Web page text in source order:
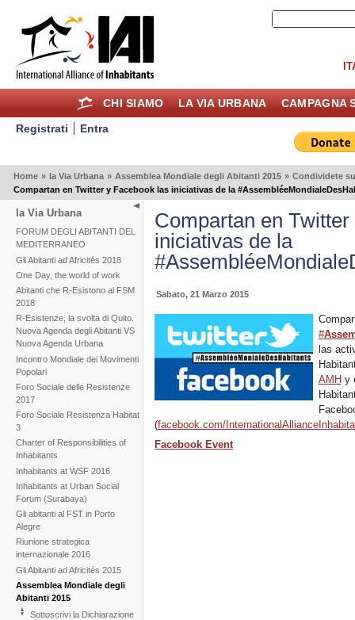
CHI SIAMO LA VIA URBANA CAMPAGNA
Registrati Entra
Home » la Via Urbana » Assemblea Mondiale degli Abitanti 2015 » Condividete
Compartan en Twitter y Facebook las iniciativas de la
la Via Urbana
FORUM DEGLI ABITANTI DEL
MEDITERRANEO
Gli Abitanti ad Africités 2018
One Day, the world of work
Abitanti che R-Esistono al FSM
2018
R-Esistenze, la svolta di Quito.
Nuova Agenda degli Abitanti VS
Nuova Agenda Urbana
Incontro Mondiale dei Movimenti
Popolari
Foro Sociale delle Resistenze
2017
Foro Sociale Resistenza Habitat
3
Charter of Responsibilities of
Inhabitants
Inhabitants at WSF 2016
Inhabitants at Urban Social
Forum (Surabaya)
Gli abitanti al FST in Porto
Alegre
Riunione strategica
internazionale 2016
Gli Abitanti ad Africités 2015
Assemblea Mondiale degli
Abitanti 2015
Sottoscrivi la Dichiarazione
Compartan en
iniciativas de la
Sabato, 21 Marzo 2015
#
las
AMH y
(facebook.com/
Facebook Event